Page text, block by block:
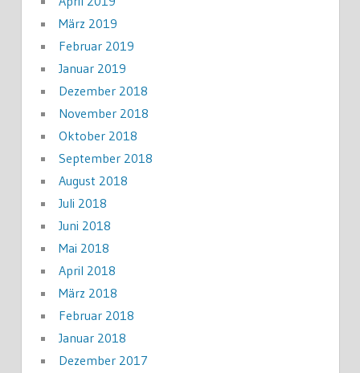
März 2019
Februar 2019
Januar 2019
Dezember 2018
November 2018
Oktober 2018
September 2018
August 2018
Juli 2018
Juni 2018
Mai 2018
April 2018
März 2018
Februar 2018
Januar 2018
Dezember 2017